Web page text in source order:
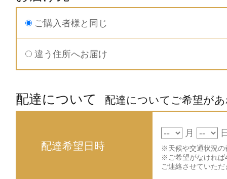
ご購入者様と同じ
違う住所へお届け
配達について 配達についてご希望が
配達希望日時
月
※天候や交通状況の
※ご希望がなければ
ご連絡させていた